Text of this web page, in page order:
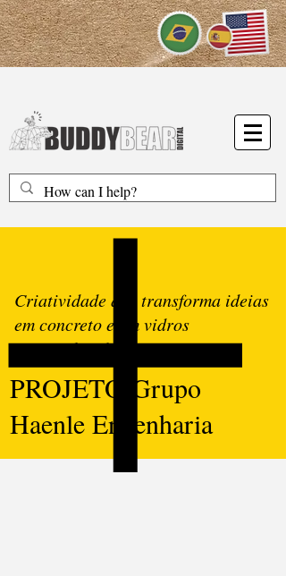
Criatividade que transforma ideias
em concreto e em vidros
personalizados
PROJETO Grupo
Haenle Engenharia